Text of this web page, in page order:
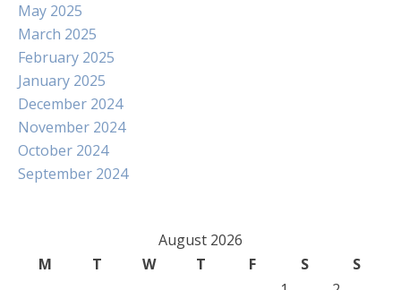
May 2025
March 2025
February 2025
January 2025
December 2024
November 2024
October 2024
September 2024
August 2026
M
T W T F S
S